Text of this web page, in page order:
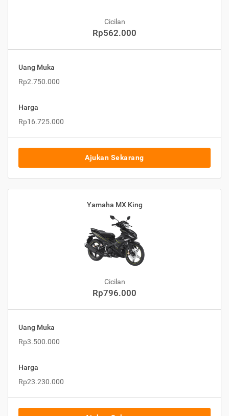
Cicilan
Rp562.000
Uang Muka
Rp2.750.000
Harga
Rp16.725.000
Ajukan Sekarang
Yamaha MX King
Cicilan
Rp796.000
Uang Muka
Rp3.500.000
Harga
Rp23.230.000